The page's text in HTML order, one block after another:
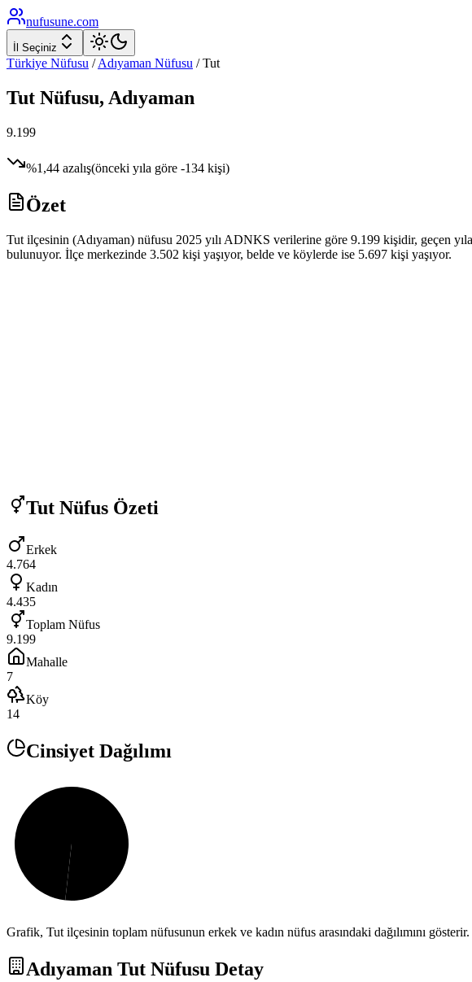
nufusune.com
İl Seçiniz
Türkiye Nüfusu / Adıyaman Nüfusu /Tut
Tut Nüfusu, Adıyaman
9.199
%1,44 azalış(önceki yıla göre -134 kişi)
Özet
Tut ilçesinin (Adıyaman) nüfusu 2025 yılı ADNKS verilerine göre 9.199 kişidir, geçen
bulunuyor. İlçe merkezinde 3.502 kişi yaşıyor, belde ve köylerde ise 5.697 kişi yaşıyor.
Tut Nüfus Özeti
Erkek
4.764
Kadın
4.435
Toplam Nüfus
9.199
Mahalle
7
Köy
14
Cinsiyet Dağılımı
Grafik, Tut ilçesinin toplam nüfusunun erkek ve kadın nüfus arasındaki dağılımını gösterir.
Adıyaman Tut Nüfusu Detay